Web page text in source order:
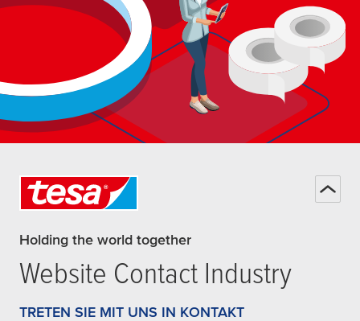
Holding the world together
Website Contact Industry
TRETEN SIE MIT UNS IN KONTAKT